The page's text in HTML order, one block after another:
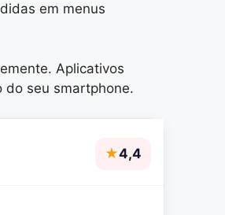
em menus
Aplicativos
do seu smartphone.
★4,4